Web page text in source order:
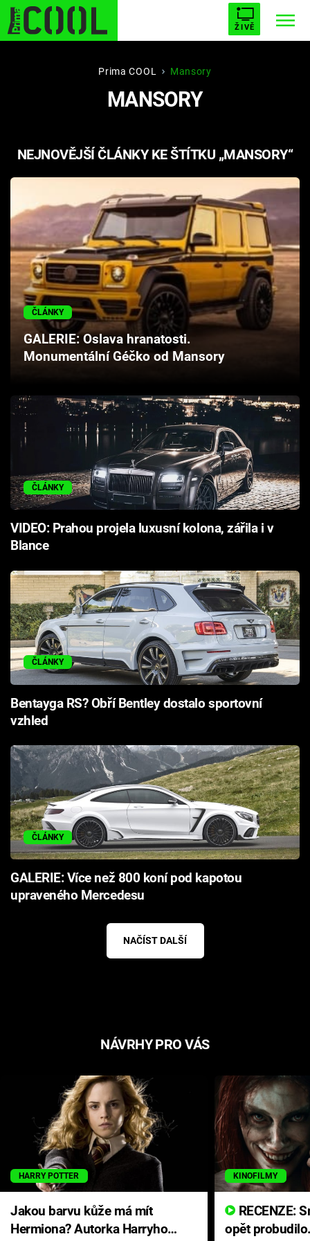
ŽIVĚ
STARHOUSE BUFFY, PŘEMOŽITELKA UPÍRŮ
PLNEJ KOTEL AVENGERS 5
Filmy
Seriály
Hry
Cool Esport
Pořady
TV Program
Sledujte prima+
Přihlášení
Sledujte nás
Prima COOL Mansory
MANSORY
NEJNOVĚJŠÍ ČLÁNKY KE ŠTÍTKU „MANSORY“
ČLÁNKY
GALERIE: Oslava hranatosti.
Monumentální Géčko od Mansory
ČLÁNKY
VIDEO: Prahou projela luxusní kolona, zářila i v
Blance
ČLÁNKY
Bentayga RS? Obří Bentley dostalo sportovní
vzhled
ČLÁNKY
GALERIE: Více než 800 koní pod kapotou
upraveného Mercedesu
NAČÍST DALŠÍ
NÁVRHY PRO VÁS
HARRY POTTER
Jakou barvu kůže má mít
Hermiona? Autorka Harryho
KINOFILMY
opět